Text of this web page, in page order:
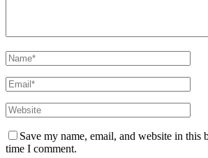
Save my name, email, and website in this
time I comment.